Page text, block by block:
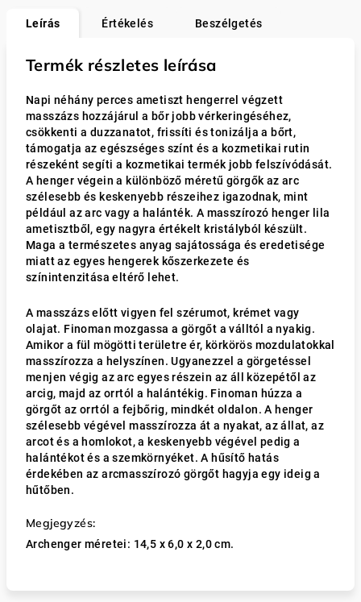
Leírás Értékelés Beszélgetés
Termék részletes leírása
Napi néhány perces ametiszt hengerrel végzett
masszázs hozzájárul a bőr jobb vérkeringéséhez,
csökkenti a duzzanatot, frissíti és tonizálja a bőrt,
támogatja az egészséges színt és a kozmetikai rutin
részeként segíti a kozmetikai termék jobb felszívódását.
A henger végein a különböző méretű görgők az arc
szélesebb és keskenyebb részeihez igazodnak, mint
például az arc vagy a halánték. A masszírozó henger lila
ametisztből, egy nagyra értékelt kristályból készült.
Maga a természetes anyag sajátossága és eredetisége
miatt az egyes hengerek kőszerkezete és
színintenzitása eltérő lehet.
A masszázs előtt vigyen fel szérumot, krémet vagy
olajat. Finoman mozgassa a görgőt a válltól a nyakig.
Amikor a fül mögötti területre ér, körkörös mozdulatokkal
masszírozza a helyszínen. Ugyanezzel a görgetéssel
menjen végig az arc egyes részein az áll közepétől az
arcig, majd az orrtól a halántékig. Finoman húzza a
görgőt az orrtól a fejbőrig, mindkét oldalon. A henger
szélesebb végével masszírozza át a nyakat, az állat, az
arcot és a homlokot, a keskenyebb végével pedig a
halántékot és a szemkörnyéket. A hűsítő hatás
érdekében az arcmasszírozó görgőt hagyja egy ideig a
hűtőben.
Megjegyzés:
Archenger méretei: 14,5 x 6,0 x 2,0 cm.